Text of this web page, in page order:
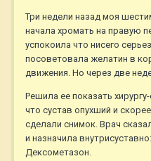
Три недели назад моя
начала хромать на правую
успокоила что нисего
посоветовала желатин в
движения. Но через две
Решила ее показать
что сустав опухший и
сделали снимок. Врач
и назначила
Дексометазон.